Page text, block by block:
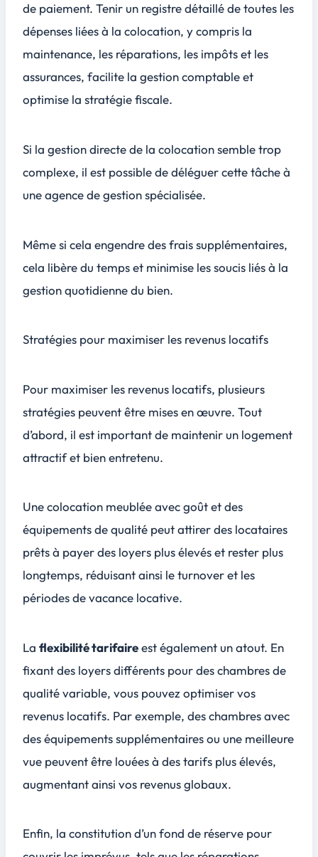
de paiement. Tenir un registre détaillé de toutes les
dépenses liées à la colocation, y compris la
maintenance, les réparations, les impôts et les
assurances, facilite la gestion comptable et
optimise la stratégie fiscale.
Si la gestion directe de la colocation semble trop
complexe, il est possible de déléguer cette tâche à
uneagence de gestion spécialisée.
Même si cela engendre des frais supplémentaires,
cela libère du temps et minimise les soucis liés à la
gestion quotidienne du bien.
Stratégies pour maximiser les revenus locatifs
Pour maximiser les revenus locatifs, plusieurs
stratégies peuvent être mises en œuvre. Tout
d’abord, il est important de maintenir un logement
attractif et bien entretenu.
Une colocation meublée avec goût et des
équipements de qualité peut attirer des locataires
prêts à payer des loyers plus élevés et rester plus
longtemps, réduisant ainsi le turnover et les
périodes de vacance locative.
La flexibilité tarifaireest également un atout. En
fixant des loyers différents pour des chambres de
qualité variable, vous pouvez optimiser vos
revenus locatifs. Par exemple, des chambres avec
des équipements supplémentaires ou une meilleure
vue peuvent être louées à des tarifs plus élevés,
augmentant ainsi vos revenus globaux.
Enfin, la constitution d’unfond de réserve pour